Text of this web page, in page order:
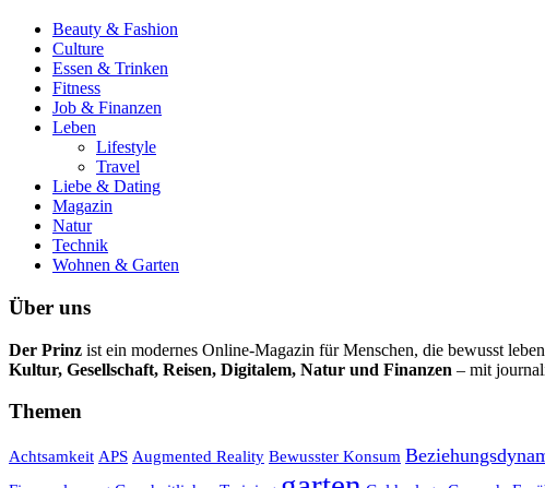
Beauty & Fashion
Culture
Essen & Trinken
Fitness
Job & Finanzen
Leben
Lifestyle
Travel
Liebe & Dating
Magazin
Natur
Technik
Wohnen & Garten
Über uns
Der Prinz ist ein modernes Online-Magazin für Menschen, die bewusst
Kultur, Gesellschaft, Reisen, Digitalem, Natur und Finanzen – mit
Themen
Achtsamkeit APS Augmented Reality Bewusster Konsum